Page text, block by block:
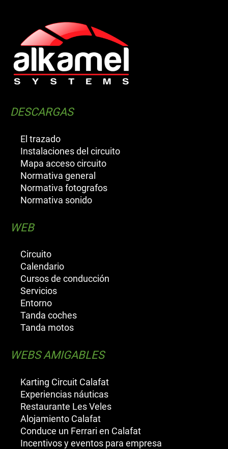
DESCARGAS
El trazado
Instalaciones del circuito
Mapa acceso circuito
Normativa general
Normativa fotografos
Normativa sonido
WEB
Circuito
Calendario
Cursos de conducción
Servicios
Entorno
Tanda coches
Tanda motos
WEBS AMIGABLES
Karting Circuit Calafat
Experiencias náuticas
Restaurante Les Veles
Alojamiento Calafat
Conduce un Ferrari en Calafat
Incentivos y eventos para empresa